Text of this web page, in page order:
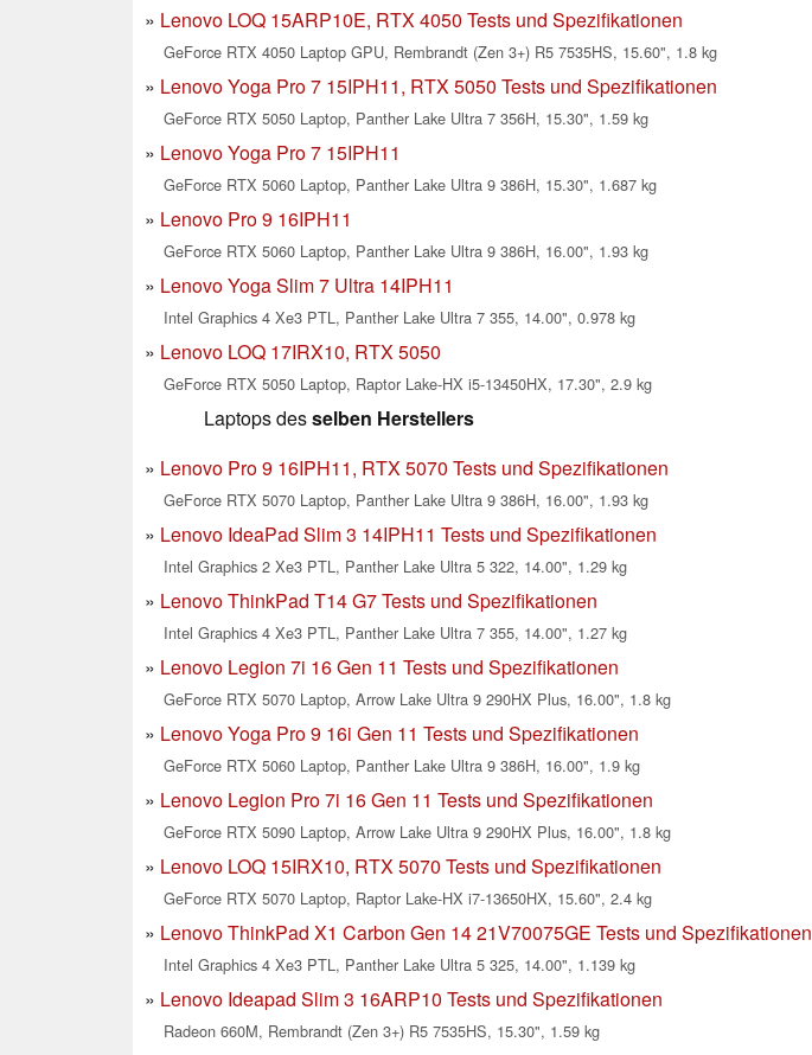
Lenovo LOQ 15ARP10E, RTX 4050 Tests und Spezifikationen
GeForce RTX 4050 Laptop GPU, Rembrandt (Zen 3+) R5 7535HS, 15.60", 1.8 kg
Lenovo Yoga Pro 7 15IPH11, RTX 5050 Tests und Spezifikationen
GeForce RTX 5050 Laptop, Panther Lake Ultra 7 356H, 15.30", 1.59 kg
Lenovo Yoga Pro 7 15IPH11
GeForce RTX 5060 Laptop, Panther Lake Ultra 9 386H, 15.30", 1.687 kg
Lenovo Pro 9 16IPH11
GeForce RTX 5060 Laptop, Panther Lake Ultra 9 386H, 16.00", 1.93 kg
Lenovo Yoga Slim 7 Ultra 14IPH11
Intel Graphics 4 Xe3 PTL, Panther Lake Ultra 7 355, 14.00", 0.978 kg
Lenovo LOQ 17IRX10, RTX 5050
GeForce RTX 5050 Laptop, Raptor Lake-HX i5-13450HX, 17.30", 2.9 kg
Laptops desselben Herstellers
Lenovo Pro 9 16IPH11, RTX 5070 Tests und Spezifikationen
GeForce RTX 5070 Laptop, Panther Lake Ultra 9 386H, 16.00", 1.93 kg
Lenovo IdeaPad Slim 3 14IPH11 Tests und Spezifikationen
Intel Graphics 2 Xe3 PTL, Panther Lake Ultra 5 322, 14.00", 1.29 kg
Lenovo ThinkPad T14 G7 Tests und Spezifikationen
Intel Graphics 4 Xe3 PTL, Panther Lake Ultra 7 355, 14.00", 1.27 kg
Lenovo Legion 7i 16 Gen 11 Tests und Spezifikationen
GeForce RTX 5070 Laptop, Arrow Lake Ultra 9 290HX Plus, 16.00", 1.8 kg
Lenovo Yoga Pro 9 16i Gen 11 Tests und Spezifikationen
GeForce RTX 5060 Laptop, Panther Lake Ultra 9 386H, 16.00", 1.9 kg
Lenovo Legion Pro 7i 16 Gen 11 Tests und Spezifikationen
GeForce RTX 5090 Laptop, Arrow Lake Ultra 9 290HX Plus, 16.00", 1.8 kg
Lenovo LOQ 15IRX10, RTX 5070 Tests und Spezifikationen
GeForce RTX 5070 Laptop, Raptor Lake-HX i7-13650HX, 15.60", 2.4 kg
Lenovo ThinkPad X1 Carbon Gen 14 21V70075GE Tests und Spezifikationen
Intel Graphics 4 Xe3 PTL, Panther Lake Ultra 5 325, 14.00", 1.139 kg
Lenovo Ideapad Slim 3 16ARP10 Tests und Spezifikationen
Radeon 660M, Rembrandt (Zen 3+) R5 7535HS, 15.30", 1.59 kg